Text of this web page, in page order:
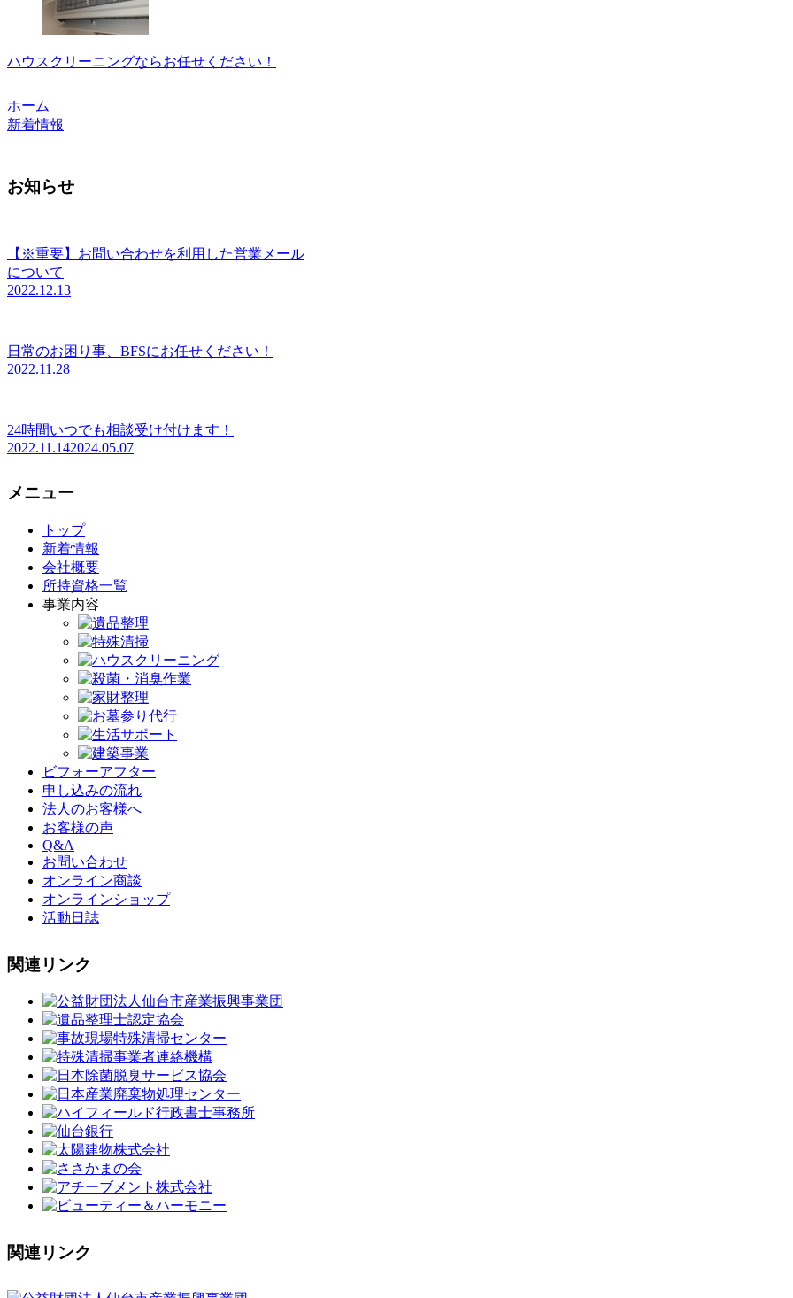
ハウスクリーニングならお任せください！
ホーム
新着情報
お知らせ
【※重要】お問い合わせを利用した営業メール
について
2022.12.13
日常のお困り事、BFSにお任せください！
2022.11.28
24時間いつでも相談受け付けます！
2022.11.142024.05.07
メニュー
トップ
新着情報
会社概要
所持資格一覧
事業内容
ビフォーアフター
申し込みの流れ
法人のお客様へ
お客様の声
Q&A
お問い合わせ
オンライン商談
オンラインショップ
活動日誌
関連リンク
関連リンク